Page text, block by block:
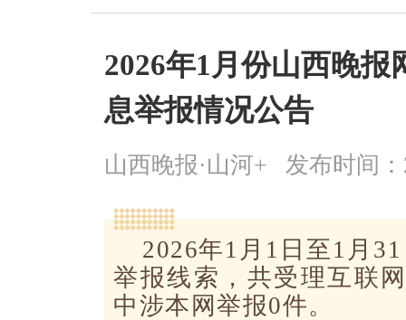
2026年1月份山西晚
息举报情况公告
山西晚报·山河+ 发布时间：
2026年1月1日至1月
举报线索，共受理互联
中涉本网举报0件。